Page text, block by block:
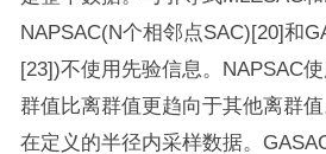
NAPSAC(N个相邻点SAC)[20]和
[23])不使用先验信息。NAPSAC
群值比离群值更趋向于其他离群
在定义的半径内采样数据。